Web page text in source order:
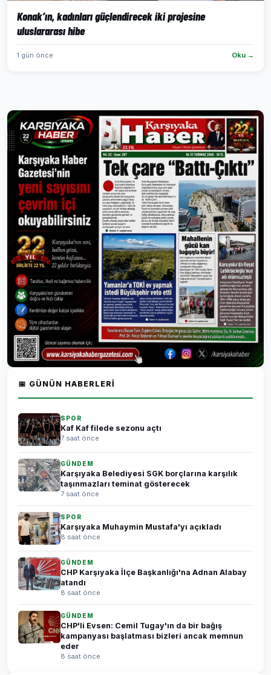
Konak’ın, kadınları güçlendirecek iki projesine
uluslararası hibe
1 gün önce Oku →
📅 GÜNÜN HABERLERI
SPOR
Kaf Kaf filede sezonu açtı
7 saat önce
GÜNDEM
Karşıyaka Belediyesi SGK borçlarına karşılık
taşınmazları teminat gösterecek
7 saat önce
SPOR
Karşıyaka Muhaymin Mustafa'yı açıkladı
8 saat önce
GÜNDEM
CHP Karşıyaka İlçe Başkanlığı'na Adnan Alabay
atandı
8 saat önce
GÜNDEM
CHP'li Evsen: Cemil Tugay'ın da bir bağış
kampanyası başlatması bizleri ancak memnun
eder
8 saat önce